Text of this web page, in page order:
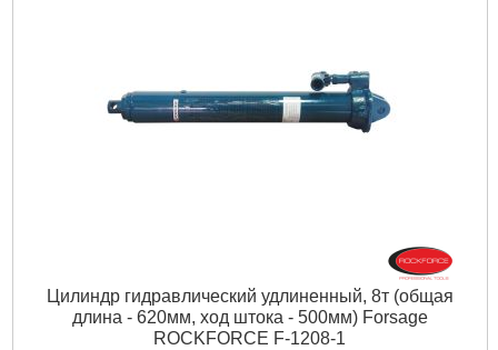
Цилиндр гидравлический удлиненный, 8т (общая
длина - 620мм, ход штока - 500мм) Forsage
ROCKFORCE F-1208-1